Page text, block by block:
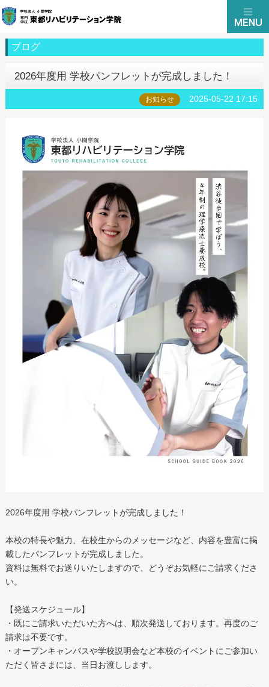
ブログ
2026年度用 学校パンフレットが完成しました！
お知らせ 2025-05-22 17:15
2026年度用 学校パンフレットが完成しました！
本校の特長や魅力、在校生からのメッセージなど、内容を豊富に掲
載したパンフレットが完成しました。
資料は無料でお送りいたしますので、どうぞお気軽にご請求くださ
い。
【発送スケジュール】
・既にご請求いただいた方へは、順次発送しております。再度のご
請求は不要です。
・オープンキャンパスや学校説明会など本校のイベントにご参加い
ただく皆さまには、当日お渡しします。